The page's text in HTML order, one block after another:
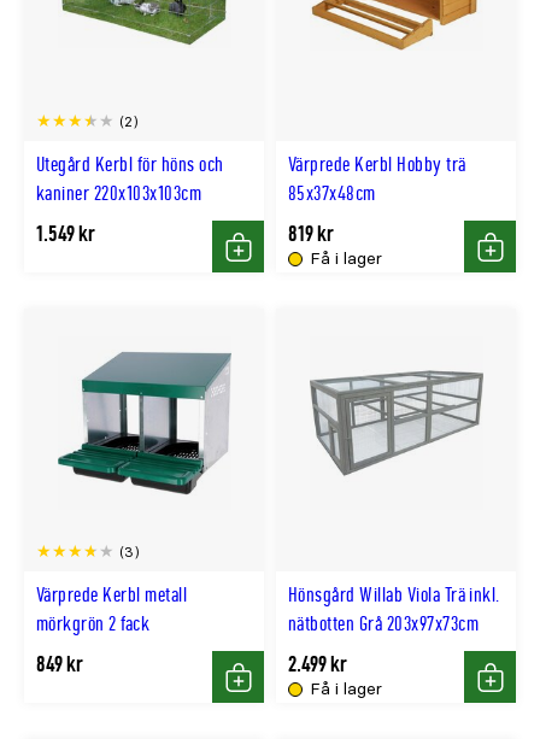
Utegård Kerbl för höns och
kaniner 220x103x103cm
(2)
1.549 kr
Köp
Värprede Kerbl Hobby trä
85x37x48cm
Få i lager
819 kr
Köp
Värprede Kerbl metall
mörkgrön 2 fack
(3)
849 kr
Köp
Hönsgård Willab Viola Trä inkl.
nätbotten Grå 203x97x73cm
Få i lager
2.499 kr
Köp